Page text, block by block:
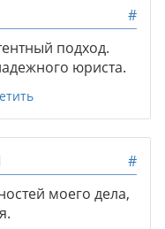
#
подход.
юриста.
#
моего дела,